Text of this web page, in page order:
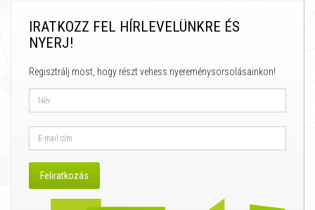
IRATKOZZ FEL HÍRLEVELÜNKRE ÉS
NYERJ!
Regisztrálj most, hogy részt vehess nyereménysorsolásainkon!